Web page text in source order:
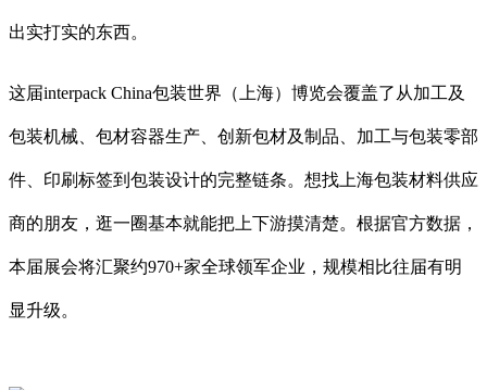
出实打实的东西。
这届interpack China包装世界（上海）博览会覆盖了从加工及
包装机械、包材容器生产、创新包材及制品、加工与包装零部
件、印刷标签到包装设计的完整链条。想找上海包装材料供应
商的朋友，逛一圈基本就能把上下游摸清楚。根据官方数据，
本届展会将汇聚约970+家全球领军企业，规模相比往届有明
显升级。